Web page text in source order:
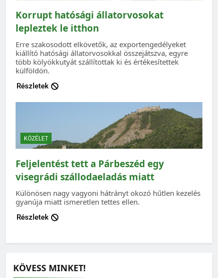
Korrupt hatósági állatorvosokat
lepleztek le itthon
Erre szakosodott elkövetők, az exportengedélyeket
kiállító hatósági állatorvosokkal összejátszva, egyre
több kölyökkutyát szállítottak ki és értékesítettek
külföldön.
Részletek
KÖZÉLET
Feljelentést tett a Párbeszéd egy
visegrádi szállodaeladás miatt
Különösen nagy vagyoni hátrányt okozó hűtlen kezelés
gyanúja miatt ismeretlen tettes ellen.
Részletek
KÖVESS MINKET!